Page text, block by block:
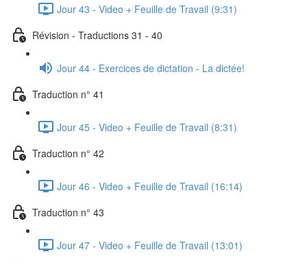
Jour 43 - Video + Feuille de Travail (9:31)
Révision - Traductions 31 - 40
Jour 44 - Exercices de dictation - La dictée!
Traduction n° 41
Jour 45 - Video + Feuille de Travail (8:31)
Traduction n° 42
Jour 46 - Video + Feuille de Travail (16:14)
Traduction n° 43
Jour 47 - Video + Feuille de Travail (13:01)